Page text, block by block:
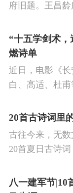
府旧题。王昌
的作品中,多能
制胜的强烈自信
平愿望。
“十五学剑术
燃诗单
近日，电影《
白、高适、杜
涉及48首诗词
20首古诗词里
古往今来，无数
20首夏日古诗
尽日无人看微
八一建军节|10